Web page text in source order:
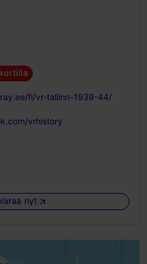
fi/vr-tallinn-1939-44/
vrhistory
nyt